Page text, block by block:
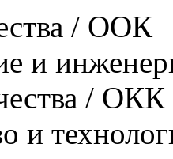
/ ООК
и
/ ОКК
и